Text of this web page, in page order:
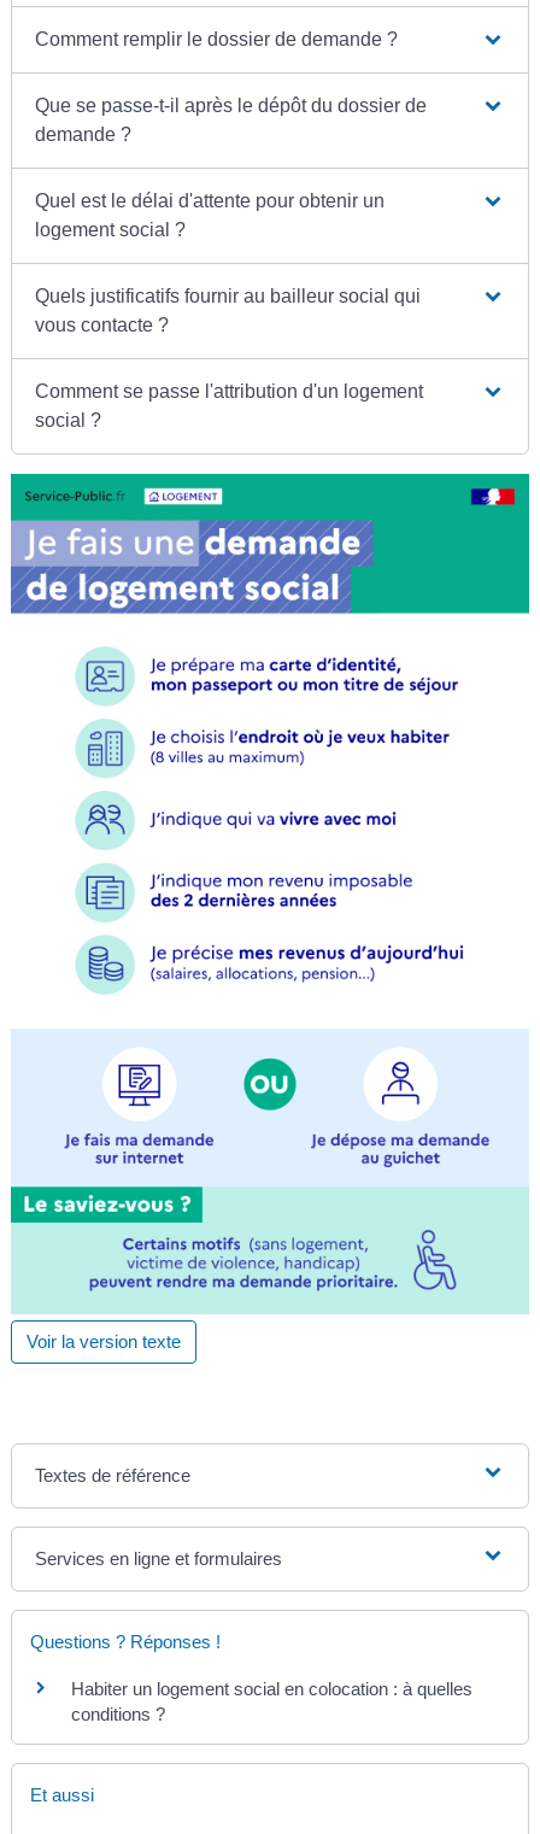
Comment remplir le dossier de demande ?
Que se passe-t-il après le dépôt du dossier de
demande ?
Quel est le délai d'attente pour obtenir un
logement social ?
Quels justificatifs fournir au bailleur social qui
vous contacte ?
Comment se passe l'attribution d'un logement
social ?
Voir la version texte
Textes de référence
Services en ligne et formulaires
Questions ? Réponses !
Habiter un logement social en colocation : à quelles
conditions ?
Et aussi